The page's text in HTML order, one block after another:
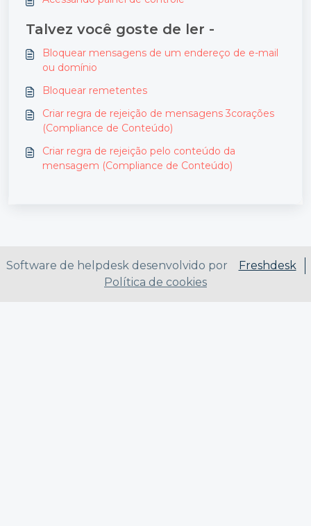
Talvez você goste de ler -
Bloquear mensagens de um endereço de e-mail
ou domínio
Bloquear remetentes
Criar regra de rejeição de mensagens 3corações
(Compliance de Conteúdo)
Criar regra de rejeição pelo conteúdo da
mensagem (Compliance de Conteúdo)
Software de helpdesk desenvolvido por
Freshdesk
Política de cookies